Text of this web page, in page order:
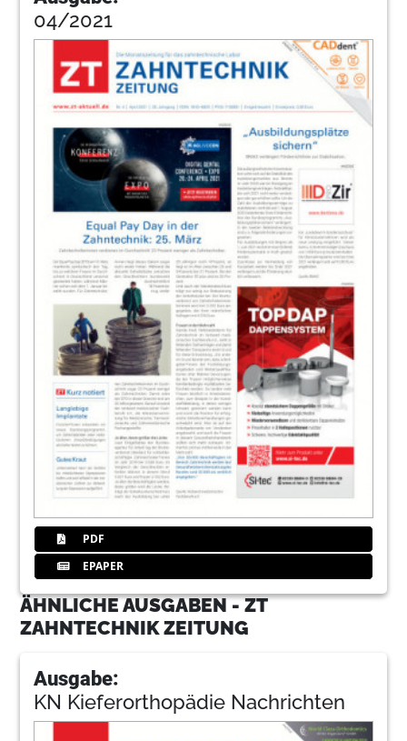
04/2021
PDF
EPAPER
ÄHNLICHE AUSGABEN - ZT
ZAHNTECHNIK ZEITUNG
Ausgabe:
KN Kieferorthopädie Nachrichten